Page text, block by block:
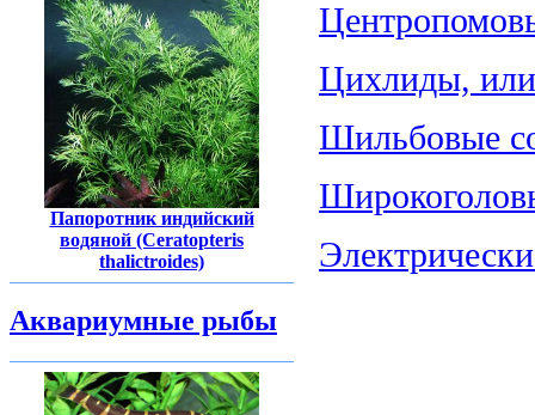
Папоротник индийский
водяной (Ceratopteris
thalictroides)
Аквариумные рыбы
Цихлиды,
Шильбовые